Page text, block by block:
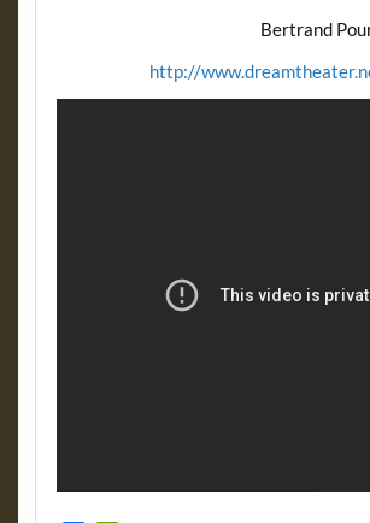
Bertrand
http://